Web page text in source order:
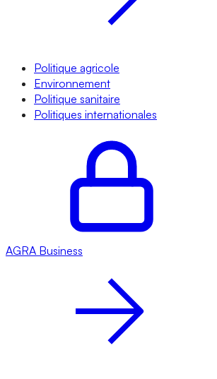
Politique agricole
Environnement
Politique sanitaire
Politiques internationales
AGRA Business